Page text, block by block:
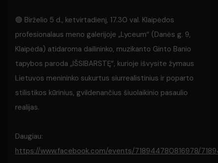
🟢 Birželio 5 d., ketvirtadienį, 17.30 val. Klaipėdos
profesionalaus meno galerijoje „Lyceum“ (Danės g. 9,
Klaipėda) atidaroma dailininko, muzikanto Ginto Banio
tapybos paroda „IŠSIBARSTĘ“, kurioje išvysite žymaus
Lietuvos menininko sukurtus siurrealistinius ir poparto
stilistikos kūrinius, gvildenančius šiuolaikinio pasaulio
realijas.
Daugiau:
https://www.facebook.com/events/718944780816978/